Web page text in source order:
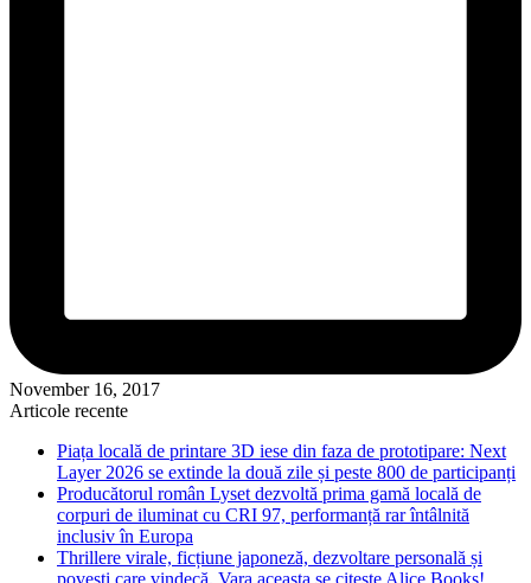
November 16, 2017
Articole recente
Piața locală de printare 3D iese din faza de prototipare: Next
Layer 2026 se extinde la două zile și peste 800 de participanți
Producătorul român Lyset dezvoltă prima gamă locală de
corpuri de iluminat cu CRI 97, performanță rar întâlnită
inclusiv în Europa
Thrillere virale, ficțiune japoneză, dezvoltare personală și